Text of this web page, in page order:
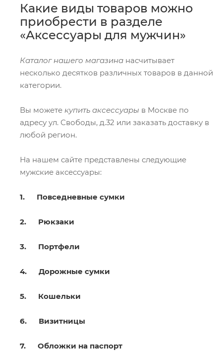
Какие виды товаров можно
приобрести в разделе
«Аксессуары для мужчин»
Каталог нашего магазина насчитывает
несколько десятков различных товаров в данной
категории.
Вы можете купить аксессуары в Москве по
адресу ул. Свободы, д.32 или заказать доставку в
любой регион.
На нашем сайте представлены следующие
мужские аксессуары:
1. Повседневные сумки
2. Рюкзаки
3. Портфели
4. Дорожные сумки
5. Кошельки
6. Визитницы
7. Обложки на паспорт